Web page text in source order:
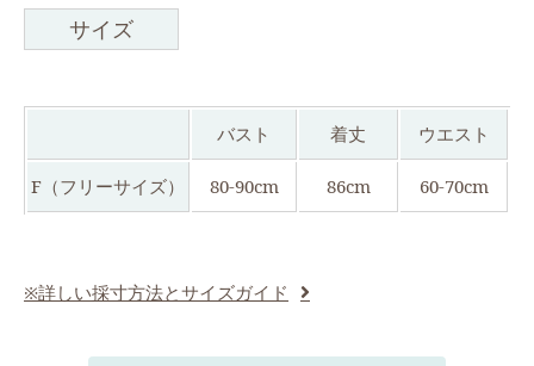
サイズ
バスト 着丈 ウエスト
F（フリーサイズ） 80-90cm 86cm 60-70cm
※詳しい採寸方法とサイズガイド